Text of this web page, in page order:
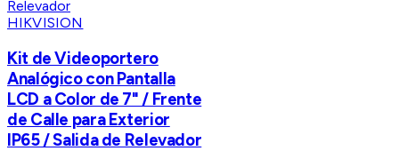
HIKVISION
Kit de Videoportero
Analógico con Pantalla
LCD a Color de 7" / Frente
de Calle para Exterior
IP65 / Salida de Relevador